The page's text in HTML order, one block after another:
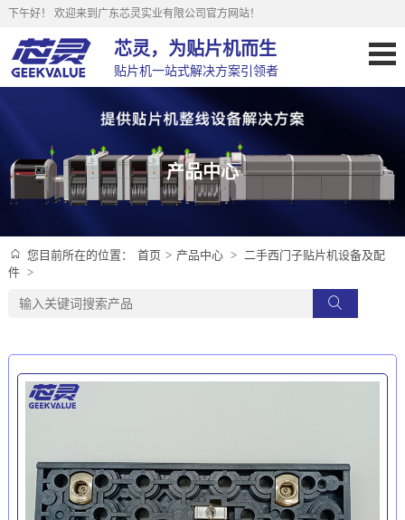
下午好！ 欢迎来到广东芯灵实业有限公司官方网站！
芯灵，为贴片机而生
贴片机一站式解决方案引领者
产品中心
您目前所在的位置： 首页 > 产品中心 > 二手西门子贴片机设备及配
件 >